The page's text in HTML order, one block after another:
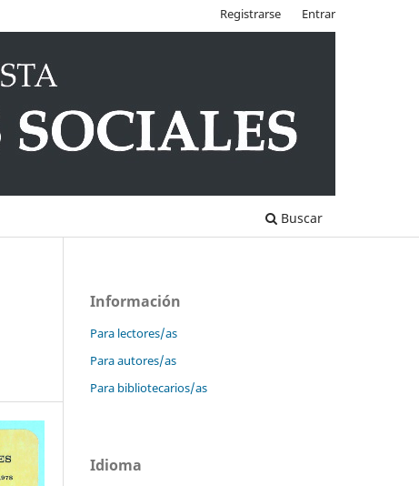
Buscar
Registrarse Entrar
Información
Para lectores/as
Para autores/as
Para bibliotecarios/as
Idioma